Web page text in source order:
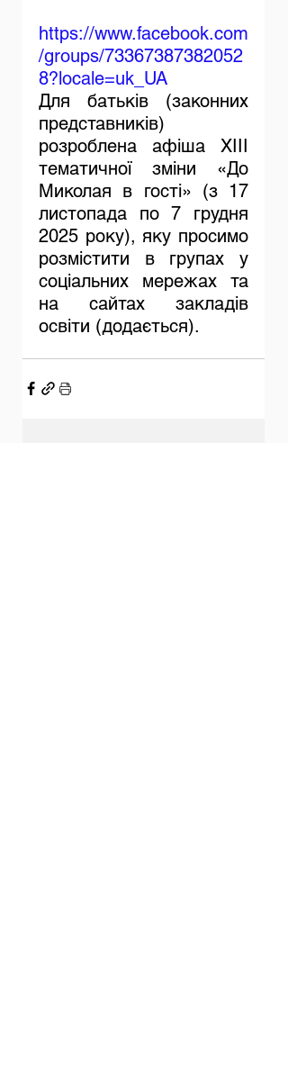
https://www.facebook.com
/groups/73367387382052
8?locale=uk_UA
Для батьків (законних
представників)
розроблена афіша ХІІІ
тематичної зміни «До
Миколая в гості» (з 17
листопада по 7 грудня
2025 року), яку просимо
розмістити в групах у
соціальних мережах та
на сайтах закладів
освіти (додається).